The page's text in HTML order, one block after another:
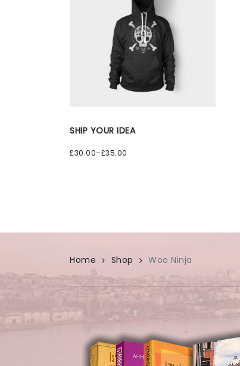
SHIP YOUR IDEA
£30.00–£35.00
Home Shop Woo Ninja